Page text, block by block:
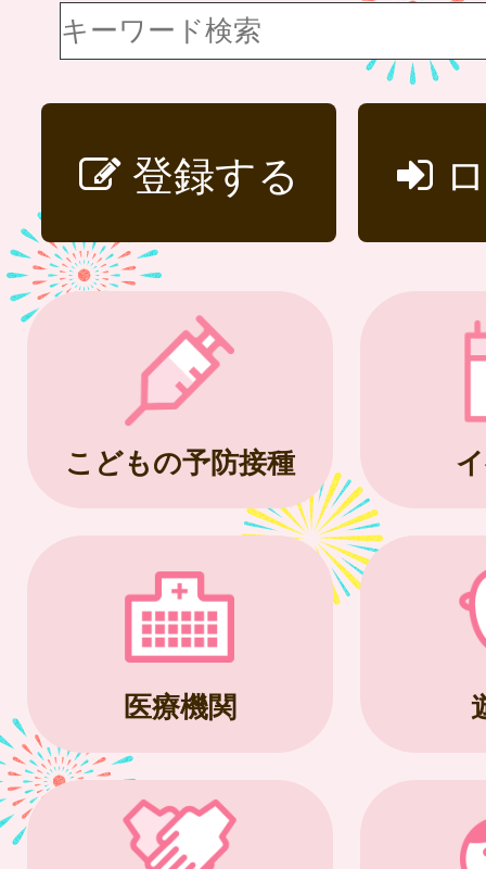
登録する
こどもの予防接種
医療機関